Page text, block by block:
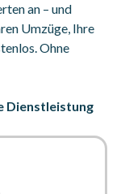
an – und
Umzüge, Ihre
Ohne
Dienstleistung